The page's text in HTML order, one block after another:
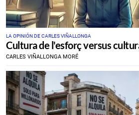
LA OPINIÓN DE CARLES VIÑALLONGA
Cultura de l'esforç versus
CARLES VIÑALLONGA MORÉ